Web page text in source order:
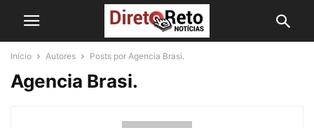
Início Autores Posts por Agencia Brasi.
Agencia Brasi.